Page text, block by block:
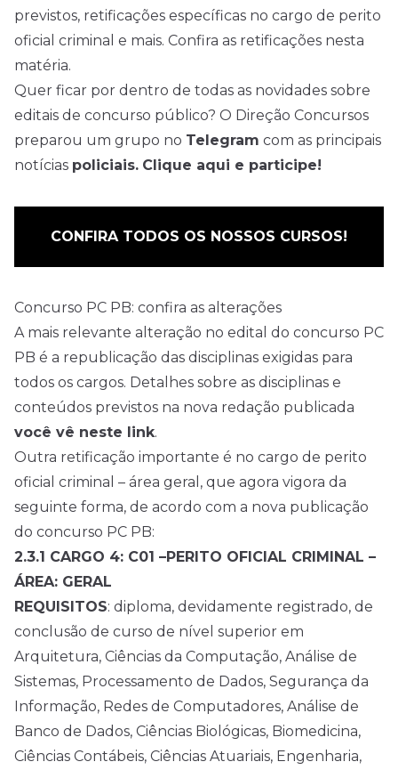
previstos, retificações específicas no cargo de perito
oficial criminal e mais. Confira as retificações nesta
matéria.
Quer ficar por dentro de todas as novidades sobre
editais de concurso público? O Direção Concursos
preparou um grupo no Telegram com as principais
notícias policiais. Clique aqui e participe!
CONFIRA TODOS OS NOSSOS CURSOS!
Concurso PC PB: confira as alterações
A mais relevante alteração no edital do concurso PC
PB é a republicação das disciplinas exigidas para
todos os cargos. Detalhes sobre as disciplinas e
conteúdos previstos na nova redação publicada
você vê neste link.
Outra retificação importante é no cargo de perito
oficial criminal – área geral, que agora vigora da
seguinte forma, de acordo com a nova publicação
do concurso PC PB:
2.3.1 CARGO 4: C01 –PERITO OFICIAL CRIMINAL –
ÁREA: GERAL
REQUISITOS: diploma, devidamente registrado, de
conclusão de curso de nível superior em
Arquitetura, Ciências da Computação, Análise de
Sistemas, Processamento de Dados, Segurança da
Informação, Redes de Computadores, Análise de
Banco de Dados, Ciências Biológicas, Biomedicina,
Ciências Contábeis, Ciências Atuariais, Engenharia,